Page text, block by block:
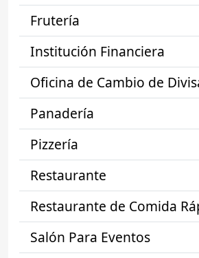
Frutería
Institución Financiera
Oficina de Cambio de
Panadería
Pizzería
Restaurante
Restaurante de Comida
Salón Para Eventos